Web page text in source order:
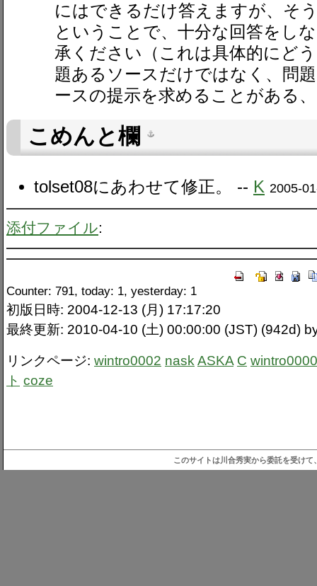
にはできるだけ答えますが、そ
ということで、十分な回答をし
承ください（これは具体的にど
題あるソースだけではなく、問
ースの提示を求めることがある
こめんと欄
tolset08にあわせて修正。 -- K 2005-
添付ファイル:
Counter: 791, today: 1, yesterday: 1
初版日時: 2004-12-13 (月) 17:17:20
最終更新: 2010-04-10 (土) 00:00:00 (JST) (942d)
リンクページ: wintro0002 naskASKA C wintro0000
ト coze
このサイトは川合秀実から委託を受け